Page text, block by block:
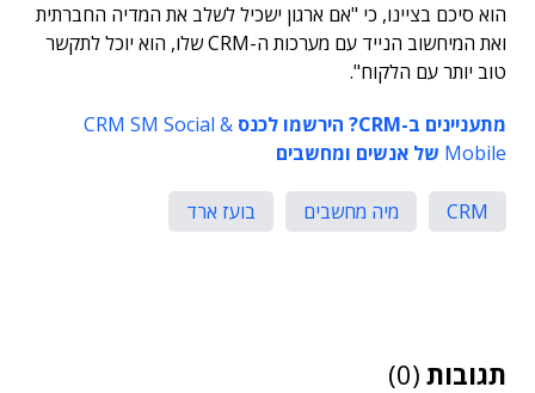
הוא סיכם בציינו, כי "אם ארגון ישכיל לשלב את המדיה החברתית
ואת המיחשוב הנייד עם מערכות ה-CRM שלו, הוא יוכל לתקשר
טוב יותר עם הלקוח".
מתעניינים ב-CRM? הירשמו לכנס
CRM SM Social &
Mobile של אנשים ומחשבים
CRM מיה מחשבים בועז ארד
תגובות (0)